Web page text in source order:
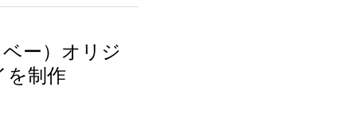
ー）オリジナ
制作